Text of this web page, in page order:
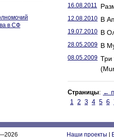
в СФ
16.08.2011
12.08.2010 В
19.07.2010 В
28.05.2009 В
08.05.2009 Три
Страницы: ←
1 2 3 4 5 6
Наши проекты